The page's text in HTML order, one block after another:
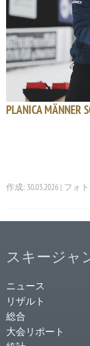
PLANICA MÄNNER
作成: 30.03.2026 | フォ
スキージャ
ニュース
リザルト
総合
大会リポート